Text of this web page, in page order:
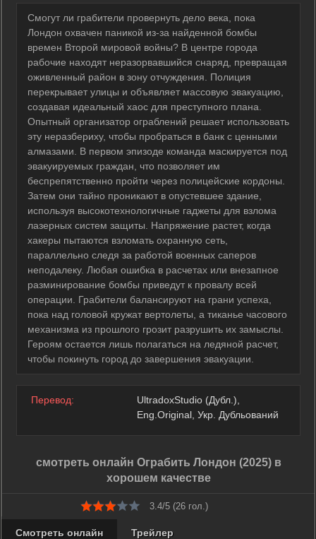
Смогут ли грабители провернуть дело века, пока
Лондон охвачен паникой из-за найденной бомбы
времен Второй мировой войны? В центре города
рабочие находят неразорвавшийся снаряд, превращая
оживленный район в зону отчуждения. Полиция
перекрывает улицы и объявляет массовую эвакуацию,
создавая идеальный хаос для преступного плана.
Опытный организатор ограблений решает использовать
эту неразбериху, чтобы пробраться в банк с ценными
алмазами. В первом эпизоде команда маскируется под
эвакуируемых граждан, что позволяет им
беспрепятственно пройти через полицейские кордоны.
Затем они тайно проникают в опустевшее здание,
используя высокотехнологичные гаджеты для взлома
лазерных систем защиты. Напряжение растет, когда
хакеры пытаются взломать охранную сеть,
параллельно следя за работой военных саперов
неподалеку. Любая ошибка в расчетах или внезапное
разминирование бомбы приведут к провалу всей
операции. Грабители балансируют на грани успеха,
пока над головой кружат вертолеты, а тиканье часового
механизма из прошлого грозит разрушить их замыслы.
Героям остается лишь полагаться на ледяной расчет,
чтобы покинуть город до завершения эвакуации.
Перевод:
UltradoxStudio (Дубл.),
Eng.Original, Укр. Дубльований
смотреть онлайн Ограбить Лондон (2025) в
хорошем качестве
3.4/5 (26 гол.)
Смотреть онлайн Трейлер